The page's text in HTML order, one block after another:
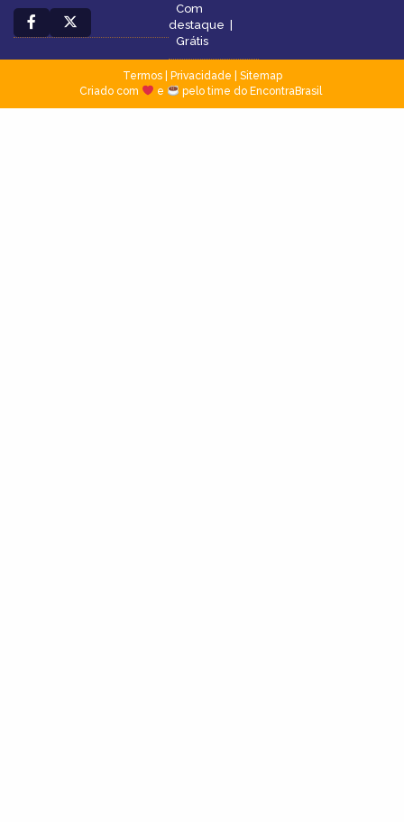
Com
destaque |
Grátis
Termos| Privacidade
Sitemap
Criado com
e pelo time do EncontraBrasil